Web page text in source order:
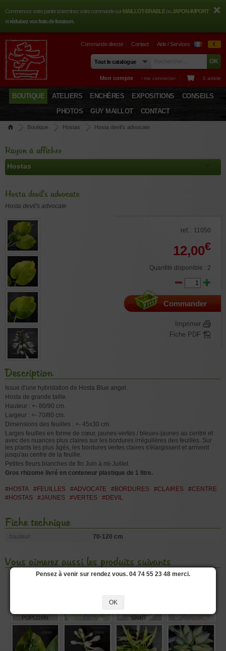
Commencez votre panier ici terminez votre commande surMAILLOT-ERABLEouJAPON-IMPORT
etréduisez vos frais de livraison.
Commande directe Contact Aide / Services €
Mon compte › me connecter 0 article
BOUTIQUE ATELIERS ENCHÈRES EXPOSITIONS
CONSEILS
PHOTOS
GUY MAILLOT CONTACT
Boutique Hostas Hosta devil's advocate
Rayon à afficher
Hosta devil's advocate
Hosta devil's advocate
ref. : 11050
12,00€
Quantité disponible : 2
Commander
Imprimer
Fiche PDF
Description
Issue d'une hybridation de Hosta Blue angel.
Hosta de grande taille.
Hauteur : +- 80/90 cm.
Largeur : +- 70/80 cm.
Dimensions des feuilles : +- 45x30 cm.
Larges feuilles en forme de cœur, jaunes-vertes / bleues-jaunes au centre et
avec des nuances plus claires sur les bordures irrégulières des feuilles. Sur
les plants les plus âgés, les bordures vertes claires s'élargissent et arrivent
jusqu'au centre de la feuille.
Petites fleurs blanches de fin Juin à mi-Juillet.
Gros rhizome livré en conteneur plastique de 1 litre.
#HOSTA #FEUILLES #ADVOCATE #BORDURES #CLAIRES
#CENTRE
#HOSTAS
#JAUNES #VERTES #DEVIL
Fiche technique
hauteur 70-120 cm
Vous aimerez aussi les produits suivants
POPCORN
12,00 €
HOSTA WHEEE!
15,00
SKIRT
12,00€ 15,00€
Pensez à venir sur rendez vous. 04 74 55 23 48 merci.
OK